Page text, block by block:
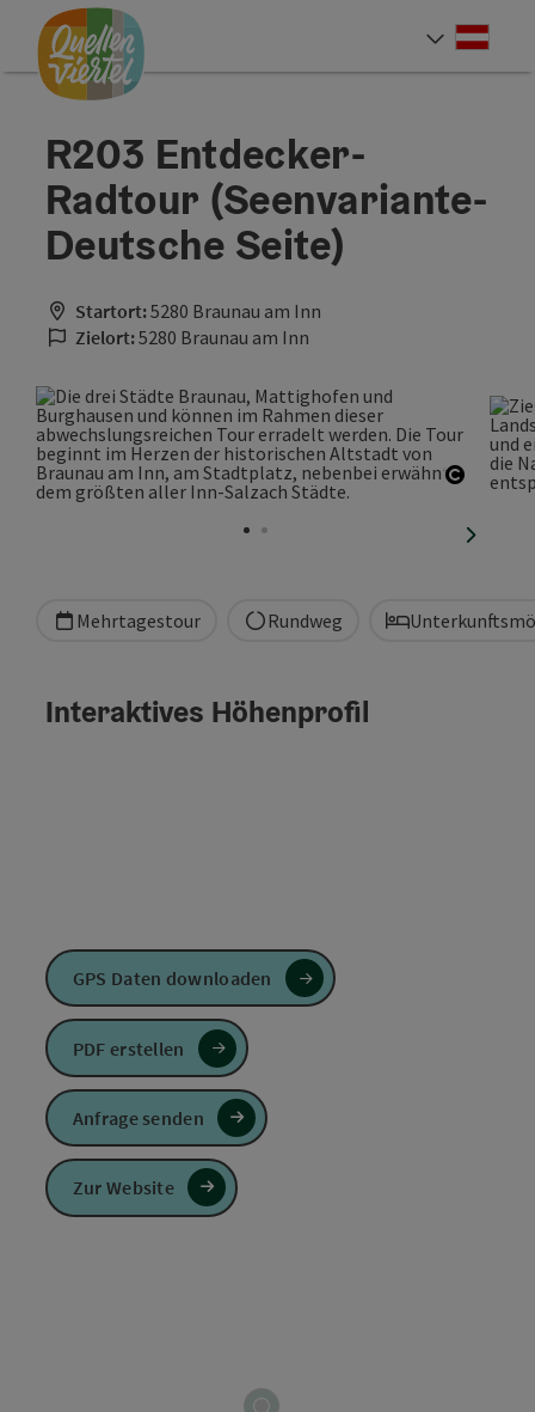
Zum Inhalt
Zur Navigation
Zum Seitenanfang
R203 Entdecker-
Radtour (Seenvariante-
Deutsche Seite)
Startort:5280 Braunau am Inn
Zielort:5280 Braunau am Inn
Mehrtagestour Rundweg
Interaktives Höhenprofil
GPS Daten downloaden
PDF erstellen
Anfrage senden
Zur Website